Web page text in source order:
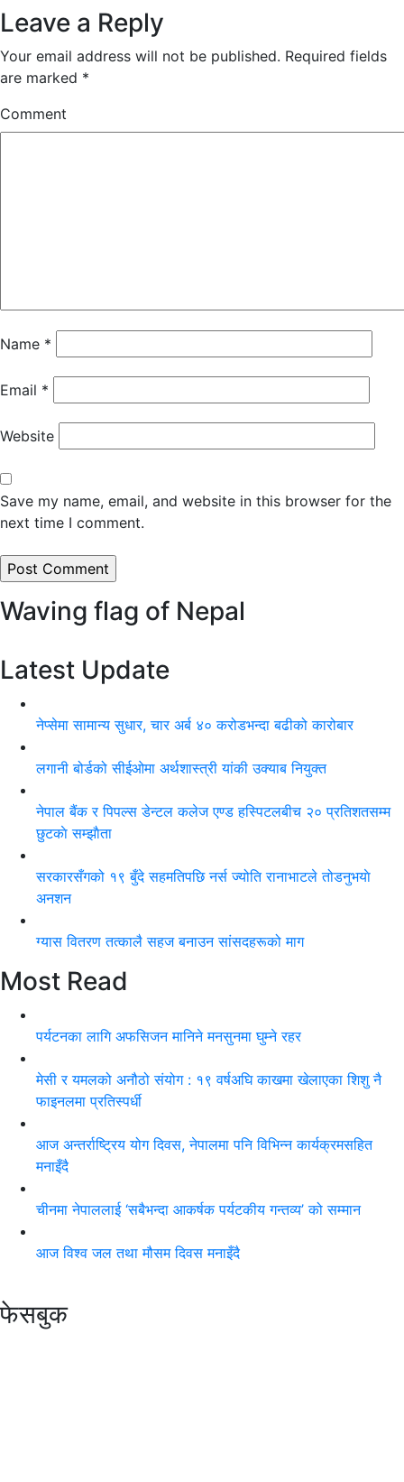
Leave a Reply
Your email address will not be published. Required fields
are marked *
Comment
Name *
Email *
Website
Save my name, email, and website in this browser for the
next time I comment.
Waving flag of Nepal
Latest Update
नेप्सेमा सामान्य सुधार, चार अर्ब ४० करोडभन्दा बढीको कारोबार
लगानी बोर्डको सीईओमा अर्थशास्त्री यांकी उक्याब नियुक्त
नेपाल बैंक र पिपल्स डेन्टल कलेज एण्ड हस्पिटलबीच २० प्रतिशतसम्म
छुटकाे सम्झाैता
सरकारसँगको १९ बुँदे सहमतिपछि नर्स ज्योति रानाभाटले तोडनुभयाे
अनशन
ग्यास वितरण तत्कालै सहज बनाउन सांसदहरूको माग
Most Read
पर्यटनका लागि अफसिजन मानिने मनसुनमा घुम्ने रहर
मेसी र यमलको अनौठो संयोग : १९ वर्षअघि काखमा खेलाएका शिशु नै
फाइनलमा प्रतिस्पर्धी
आज अन्तर्राष्ट्रिय योग दिवस, नेपालमा पनि विभिन्न कार्यक्रमसहित
मनाइँदै
चीनमा नेपाललाई ‘सबैभन्दा आकर्षक पर्यटकीय गन्तव्य’ को सम्मान
आज विश्व जल तथा मौसम दिवस मनाइँदै
फेसबुक